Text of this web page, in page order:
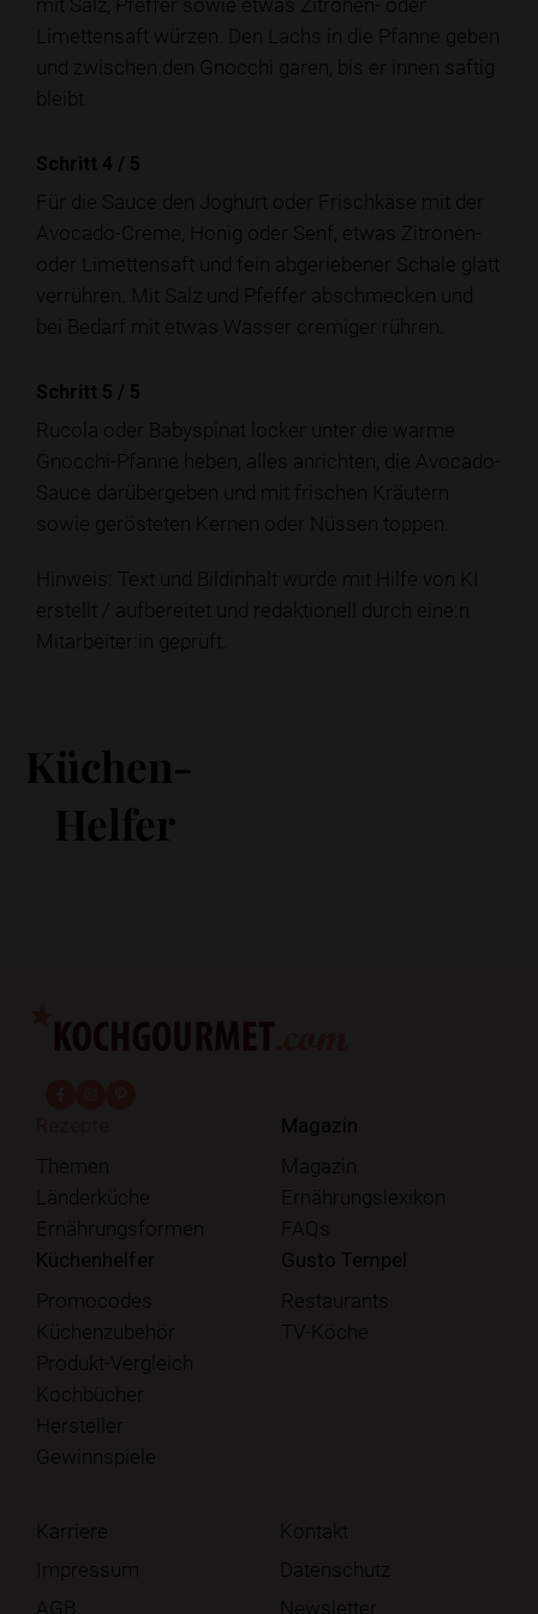
Limettensaft würzen. Den Lachs in die Pfanne geben
und zwischen den Gnocchi garen, bis er innen saftig
bleibt.
Schritt 4 / 5
Für die Sauce den Joghurt oder Frischkäse mit der
Avocado-Creme, Honig oder Senf, etwas Zitronen-
oder Limettensaft und fein abgeriebener Schale glatt
verrühren. Mit Salz und Pfeffer abschmecken und
bei Bedarf mit etwas Wasser cremiger rühren.
Schritt 5 / 5
Rucola oder Babyspinat locker unter die warme
Gnocchi-Pfanne heben, alles anrichten, die Avocado-
Sauce darübergeben und mit frischen Kräutern
sowie gerösteten Kernen oder Nüssen toppen.
Hinweis: Text und Bildinhalt wurde mit Hilfe von KI
erstellt / aufbereitet und redaktionell durch eine:n
Mitarbeiter:in geprüft.
Küchen-
Helfer
Themen
Länderküche
Ernährungsformen
Magazin
Magazin
Ernährungslexikon
FAQs
Küchenhelfer
Promocodes
Küchenzubehör
Produkt-Vergleich
Kochbücher
Hersteller
Gewinnspiele
Gusto Tempel
Restaurants
TV-Köche
Karriere
Kontakt
Impressum
Datenschutz
AGB
Newsletter